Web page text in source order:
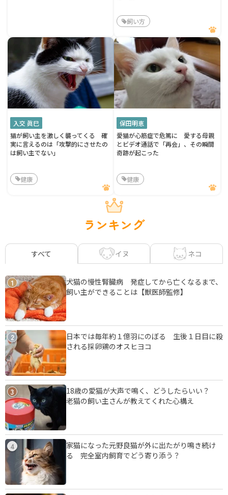
飼い方
入交 眞巳
猫が飼い主を激しく襲ってくる 確
実に言えるのは「攻撃的にさせたの
は飼い主でない」
健康
保田明恵
愛猫が心筋症で危篤に 愛する母親
とビデオ通話で「再会」、その瞬間
奇跡が起こった
健康
ランキング
すべて イヌ ネコ
1
犬猫の慢性腎臓病 発症してから亡くなるまで、
飼い主ができることは【獣医師監修】
2
日本では毎年約１億羽にのぼる 生後１日目に殺
される採卵鶏のオスヒヨコ
3
18歳の愛猫が大声で鳴く、どうしたらいい？
老猫の飼い主さんが教えてくれた心構え
4
家猫になった元野良猫が外に出たがり鳴き続け
る 完全室内飼育でどう寄り添う？